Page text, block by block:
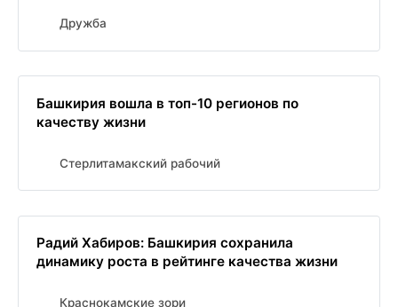
Дружба
Башкирия вошла в топ-10 регионов по
качеству жизни
Стерлитамакский рабочий
Радий Хабиров: Башкирия сохранила
динамику роста в рейтинге качества жизни
Краснокамские зори